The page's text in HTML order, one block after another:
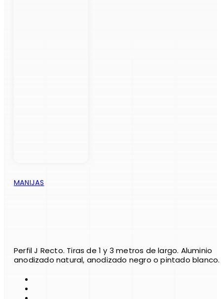
MANIJAS
Perfil J Recto. Tiras de 1 y 3 metros de largo. Aluminio
anodizado natural, anodizado negro o pintado blanco.